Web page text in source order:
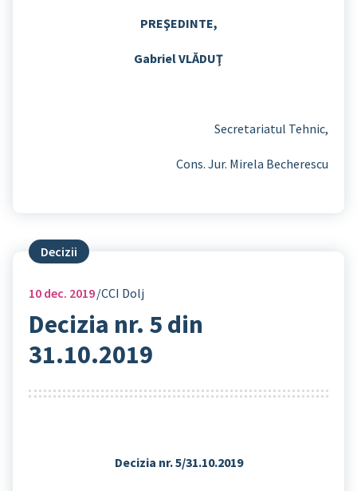
PREŞEDINTE,
Gabriel VLĂDUŢ
Secretariatul Tehnic,
Cons. Jur. Mirela Becherescu
Decizii
10 dec. 2019 CCI Dolj
Decizia nr. 5 din
31.10.2019
Decizia nr. 5/31.10.2019